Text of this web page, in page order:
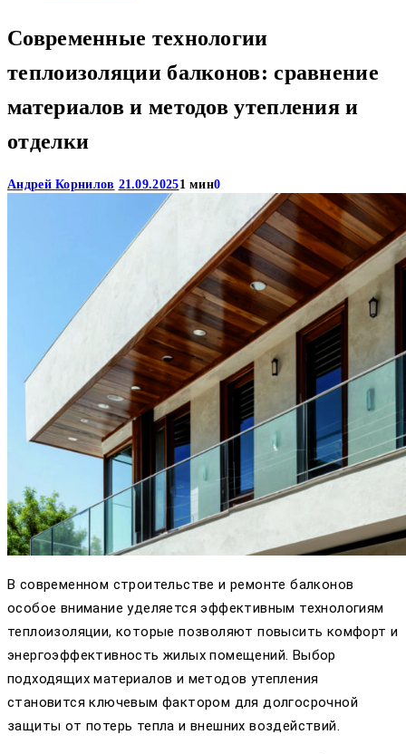
Современные технологии
теплоизоляции балконов: сравнение
материалов и методов утепления и
отделки
Андрей Корнилов 21.09.20251 мин0
В современном строительстве и ремонте балконов
особое внимание уделяется эффективным технологиям
теплоизоляции, которые позволяют повысить комфорт и
энергоэффективность жилых помещений. Выбор
подходящих материалов и методов утепления
становится ключевым фактором для долгосрочной
защиты от потерь тепла и внешних воздействий.